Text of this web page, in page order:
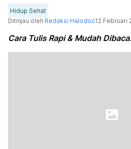
Hidup Sehat
Ditinjau oleh Redaksi Halodoc12 Februari
Cara Tulis Rapi & Mudah